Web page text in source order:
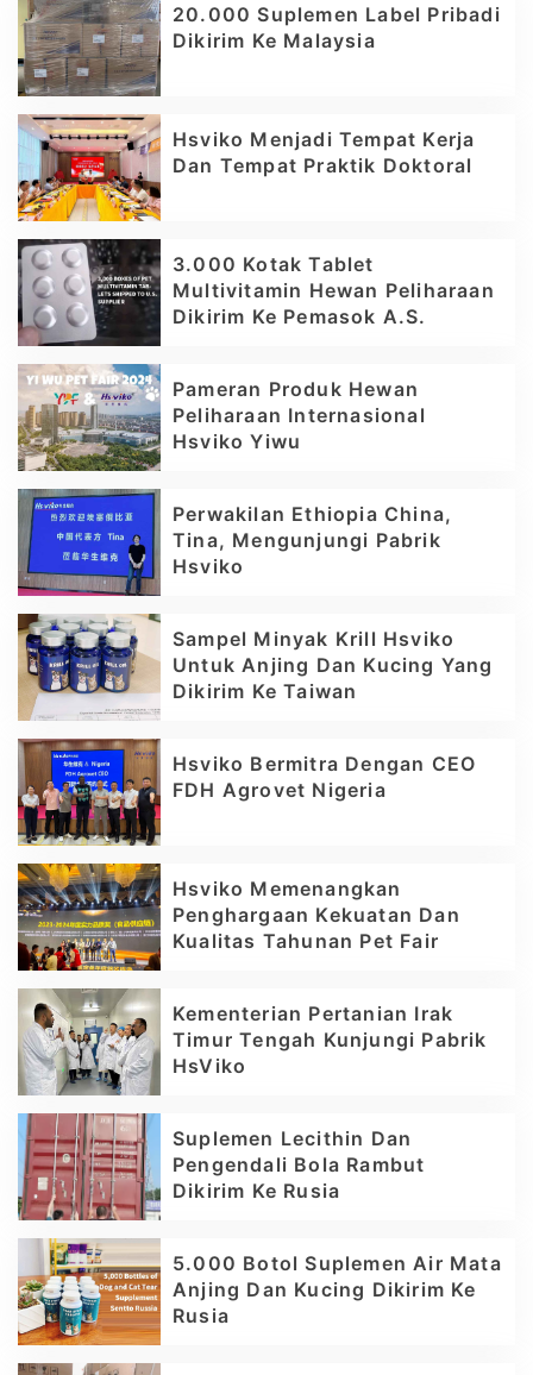
20.000 Suplemen Label Pribadi
Dikirim Ke Malaysia
Hsviko Menjadi Tempat Kerja
Dan Tempat Praktik Doktoral
3.000 Kotak Tablet
Multivitamin Hewan Peliharaan
Dikirim Ke Pemasok A.S.
Pameran Produk Hewan
Peliharaan Internasional
Hsviko Yiwu
Perwakilan Ethiopia China,
Tina, Mengunjungi Pabrik
Hsviko
Sampel Minyak Krill Hsviko
Untuk Anjing Dan Kucing Yang
Dikirim Ke Taiwan
Hsviko Bermitra Dengan CEO
FDH Agrovet Nigeria
Hsviko Memenangkan
Penghargaan Kekuatan Dan
Kualitas Tahunan Pet Fair
Kementerian Pertanian Irak
Timur Tengah Kunjungi Pabrik
HsViko
Suplemen Lecithin Dan
Pengendali Bola Rambut
Dikirim Ke Rusia
5.000 Botol Suplemen Air Mata
Anjing Dan Kucing Dikirim Ke
Rusia